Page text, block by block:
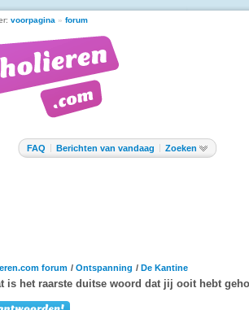
voorpagina » forum
FAQ Berichten van vandaag Zoeken
forum / Ontspanning / De Kantine
is het raarste duitse woord dat jij ooit hebt